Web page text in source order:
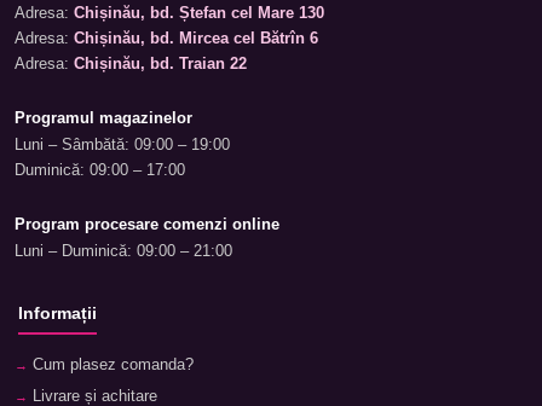
Adresa: Chișinău, bd. Ștefan cel Mare 130
Adresa: Chișinău, bd. Mircea cel Bătrîn 6
Adresa: Chișinău, bd. Traian 22
Programul magazinelor
Luni – Sâmbătă: 09:00 – 19:00
Duminică: 09:00 – 17:00
Program procesare comenzi online
Luni – Duminică: 09:00 – 21:00
Informații
Cum plasez comanda?
Livrare și achitare